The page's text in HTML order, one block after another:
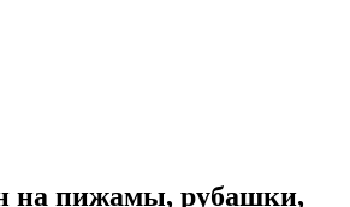
на пижамы, рубашки,